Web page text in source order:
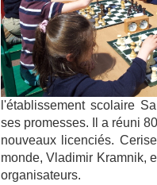
l'établissement scolaire
ses promesses. Il a réuni
nouveaux licenciés.
monde, Vladimir Kramnik,
organisateurs.